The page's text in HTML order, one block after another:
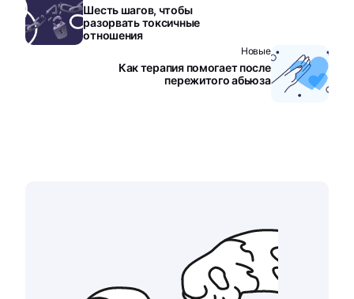
Шесть шагов, чтобы
разорвать токсичные
отношения
Новые
Как терапия помогает после
пережитого абьюза